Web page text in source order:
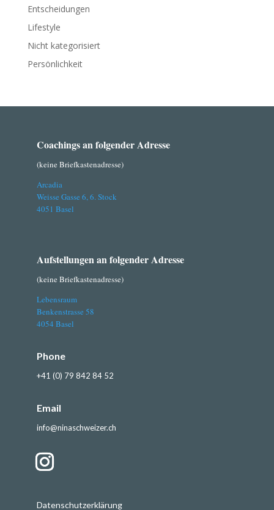
Entscheidungen
Lifestyle
Nicht kategorisiert
Persönlichkeit
Coachings an folgender Adresse
(keine Briefkastenadresse)
Arcadia
Weisse Gasse 6, 6. Stock
4051 Basel
Aufstellungen an folgender Adresse
(keine Briefkastenadresse)
Lebensraum
Benkenstrasse 58
4054 Basel
Phone
+41 (0) 79 842 84 52
Email
info@ninaschweizer.ch
Datenschutzerklärung